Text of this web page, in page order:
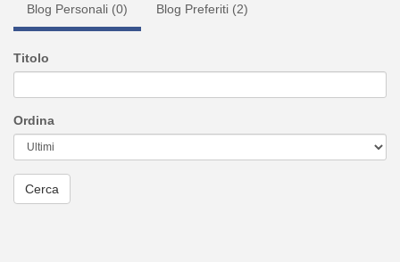
Blog Personali (0) Blog Preferiti (2)
Titolo
Ordina